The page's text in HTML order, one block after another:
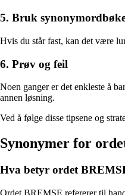
5. Bruk
Hvis du står fast, kan det være
6. Prøv og feil
Noen ganger er det enkleste å
annen løsning.
Ved å følge disse tipsene og
Synonymer for
Hva betyr ordet
Ordet BREMSE refererer til